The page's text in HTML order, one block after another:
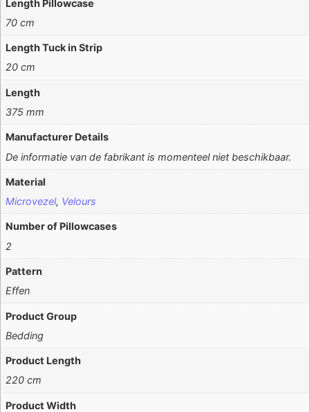
Length Pillowcase
70 cm
Length Tuck in Strip
20 cm
Length
375 mm
Manufacturer Details
De informatie van de fabrikant is momenteel niet beschikbaar.
Material
Microvezel, Velours
Number of Pillowcases
2
Pattern
Effen
Product Group
Bedding
Product Length
220 cm
Product Width